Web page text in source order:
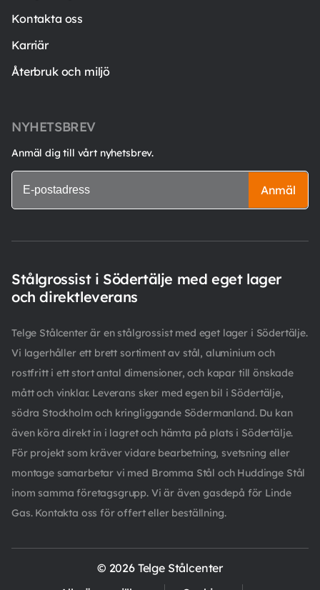
Kontakta oss
Karriär
Återbruk och miljö
NYHETSBREV
Anmäl dig till vårt nyhetsbrev.
Anmäl
Stålgrossist i Södertälje med eget lager
och direktleverans
Telge Stålcenter är en stålgrossist med eget lager i Södertälje.
Vi lagerhåller ett brett sortiment av stål, aluminium och
rostfritt i ett stort antal dimensioner, och kapar till önskade
mått och vinklar. Leverans sker med egen bil i Södertälje,
södra Stockholm och kringliggande Södermanland. Du kan
även köra direkt in i lagret och hämta på plats i Södertälje.
För projekt som kräver vidare bearbetning, svetsning eller
montage samarbetar vi med Bromma Stål och Huddinge Stål
inom samma företagsgrupp. Vi är även gasdepå för Linde
Gas. Kontakta oss för offert eller beställning.
© 2026 Telge Stålcenter